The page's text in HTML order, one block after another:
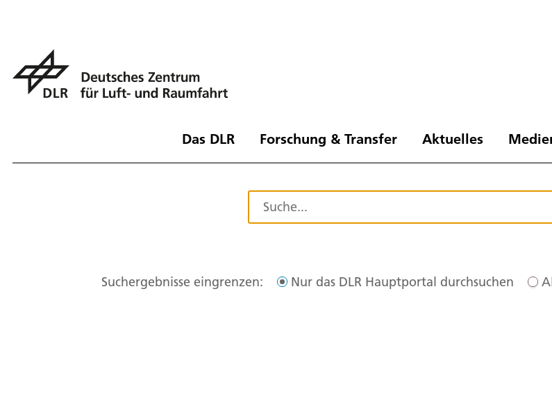
Das DLR Forschung & Transfer Aktuelles
Suchergebnisse eingrenzen: Nur das DLR Hauptportal durchsuchen